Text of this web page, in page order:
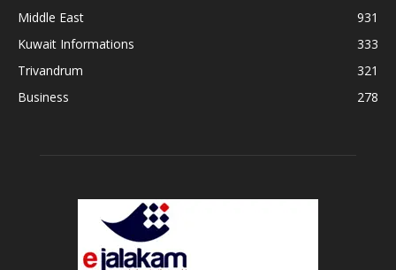
Middle East
931
Kuwait Informations
333
Trivandrum
321
Business
278